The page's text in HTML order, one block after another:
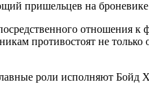
пришельцев на
отношения к
противостоят не
роли исполняют Бойд